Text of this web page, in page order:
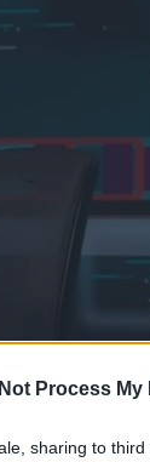
Process
sharing to